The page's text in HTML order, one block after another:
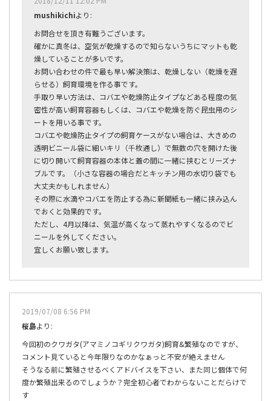
mushikichiより:
お問合せを頂き有難うございます。
確かに真冬は、空気が乾燥するので知らないうちにマットも乾
燥していることが多いです。
お問い合わせの件で最も早い解決策は、乾燥しない（乾燥を遅
らせる）飼育環境を作る事です。
手取り早い方法は、コバエや乾燥防止タイプなどある程度の気
密性が高い飼育容器もしくは、コバエや乾燥を防ぐ昆虫用のシ
ートを用いる事です。
コバエや乾燥防止タイプの飼育ケースがない場合は、大きめの
透明ビニール袋に細いキリ（千枚通し）で無数の穴を開けた後
に切り開いて飼育容器の本体と蓋の間に一緒に挟むとリーズナ
ブルです。（小さな容器の場合だとキッチン用の水切り袋でも
大丈夫かもしれません）
その際に水滴やコバエを防止する為に新聞紙も一緒に挟み込ん
でおくと効果的です。
ただし、4月以降は、気温が高くなって蒸れやすくなるのでビ
ニールを外してください。
宜しくお願い致します。
桜島より:
2019/07/08 6:56 PM
今回初のクワガタ(アマミノコギリクワガタ)飼育&繁殖なのですが、
コメント見ていると今年限りなのかなぁっと不安が絶えません
そうなる前に繁殖させるべくアドバイスを下さい、また同じ個体で何
度か繁殖出来るのでしょうか？完全初心者でわからないことだらけで
す